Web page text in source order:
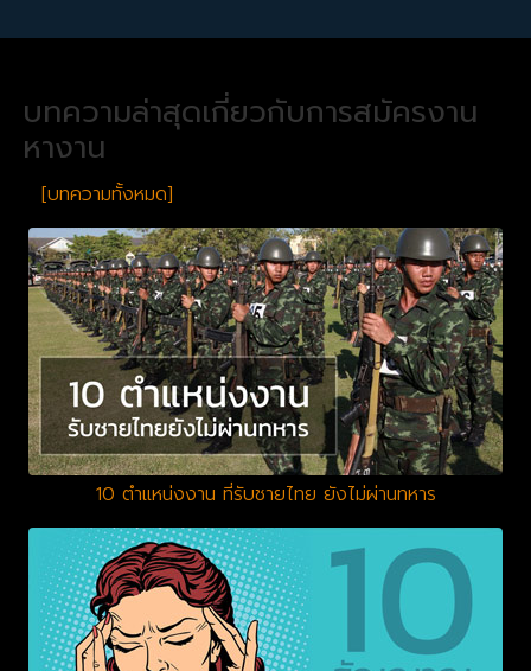
บทความล่าสุดเกี่ยวกับการสมัครงาน
หางาน
[บทความทั้งหมด]
10 ตำแหน่งงาน ที่รับชายไทย ยังไม่ผ่านทหาร